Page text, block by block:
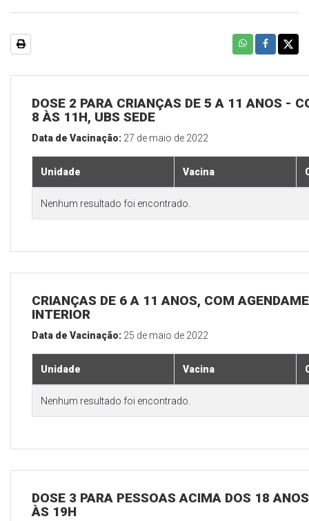
DOSE 2 PARA CRIANÇAS DE 5 A 11 ANOS -
8 ÀS 11H, UBS SEDE
Data de Vacinação: 27 de maio de 2022
Unidade Vacina
Nenhum resultado foi encontrado.
CRIANÇAS DE 6 A 11 ANOS, COM
INTERIOR
Data de Vacinação: 25 de maio de 2022
Unidade Vacina
Nenhum resultado foi encontrado.
DOSE 3 PARA PESSOAS ACIMA DOS 18
ÀS 19H